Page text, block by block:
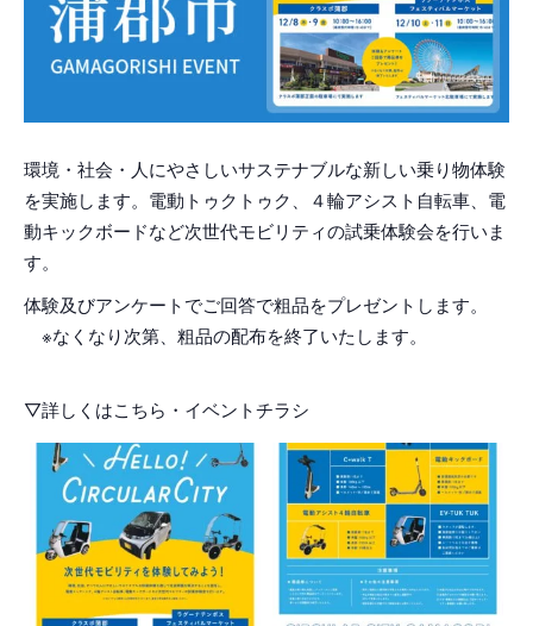
環境・社会・人にやさしいサステナブルな新しい乗り物体験
を実施します。電動トゥクトゥク、４輪アシスト自転車、電
動キックボードなど次世代モビリティの試乗体験会を行いま
す。
体験及びアンケートでご回答で粗品をプレゼントします。
※なくなり次第、粗品の配布を終了いたします。
▽詳しくはこちら・イベントチラシ